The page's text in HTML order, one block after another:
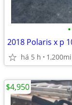
•
2018 Polaris x p
há 5 h 1,200mi
$4,950